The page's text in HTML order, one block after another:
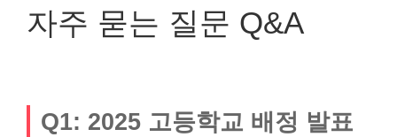
자주 묻는 질문 Q&A
Q1: 2025 고등학교 배정 발표